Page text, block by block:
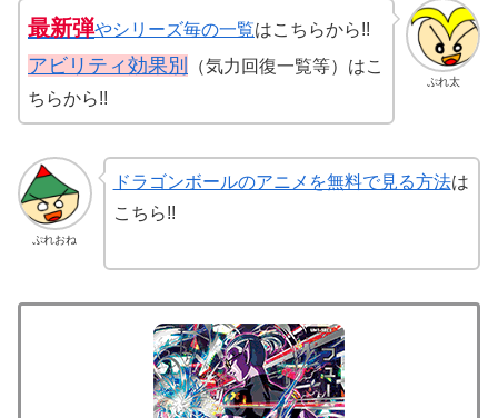
ぷれ太
最新弾やシリーズ毎の一覧はこちらから!!
アビリティ効果別
（気力回復一覧等）はこ
ちらから!!
ぷれおね
ドラゴンボールのアニメを無料で見る方法は
こちら!!